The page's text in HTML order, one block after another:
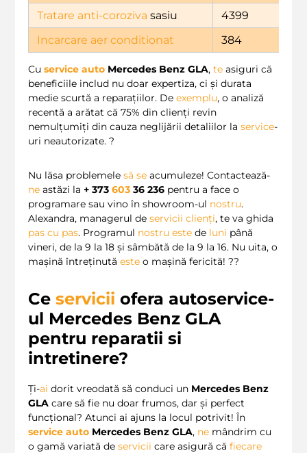
Tratare anti-coroziva sasiu
4399
Incarcare aer conditionat
384
Cu service auto Mercedes Benz GLA, te asiguri că
beneficiile includ nu doar expertiza, ci și durata
medie scurtă a reparațiilor. De exemplu, o analiză
recentă a arătat că 75% din clienți revin
nemulțumiți din cauza neglijării detaliilor la service-
uri neautorizate. ?
Nu lăsa problemele să se acumuleze! Contactează-
ne astăzi la + 373 603 36 236 pentru a face o
programare sau vino în showroom-ul nostru.
Alexandra, managerul de servicii clienți, te va ghida
pas cu pas. Programul nostru este de luni până
vineri, de la 9 la 18 și sâmbătă de la 9 la 16. Nu uita, o
mașină întreținută este o mașină fericită! ??
Ce servicii ofera autoservice-
ul Mercedes Benz GLA
pentru reparatii si
intretinere?
Ți-ai dorit vreodată să conduci un Mercedes Benz
GLA care să fie nu doar frumos, dar și perfect
funcțional? Atunci ai ajuns la locul potrivit! În
service auto Mercedes Benz GLA, ne mândrim cu
o gamă variată de servicii care asigură că fiecare